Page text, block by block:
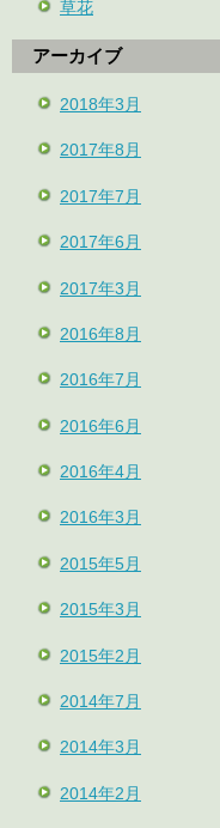
草花
アーカイブ
2018年3月
2017年8月
2017年7月
2017年6月
2017年3月
2016年8月
2016年7月
2016年6月
2016年4月
2016年3月
2015年5月
2015年3月
2015年2月
2014年7月
2014年3月
2014年2月